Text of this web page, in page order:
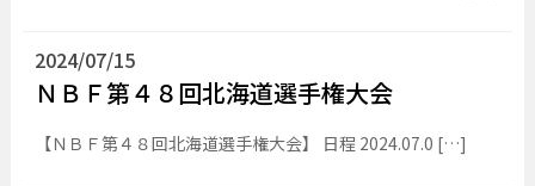
2024/07/15
ＮＢＦ第４８回北海道選手権大会
【ＮＢＦ第４８回北海道選手権大会】 日程 2024.07.0 […]